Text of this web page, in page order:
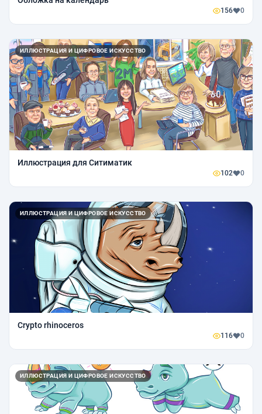
156 0
ИЛЛЮСТРАЦИЯ И ЦИФРОВОЕ ИСКУССТВО
Иллюстрация для Ситиматик
102 0
ИЛЛЮСТРАЦИЯ И ЦИФРОВОЕ ИСКУССТВО
Crypto rhinoceros
116 0
ИЛЛЮСТРАЦИЯ И ЦИФРОВОЕ ИСКУССТВО